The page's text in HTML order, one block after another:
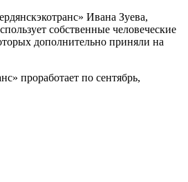
Ивана Зуева,
собственные человеческие
дополнительно приняли на
проработает по сентябрь,